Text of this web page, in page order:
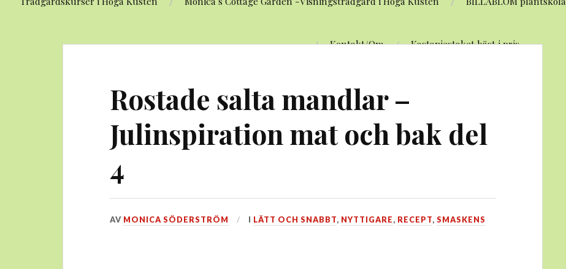
Kontakt/Om Kastanjestaket bäst i pris
Rostade salta mandlar –
Julinspiration mat och bak del
4
DEN
AV MONICA SÖDERSTRÖM I LÄTT OCH SNABBT, NYTTIGARE, RECEPT, SMASKENS